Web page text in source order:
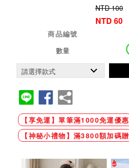
NTD 100
NTD 60
商品編號
數量
【享免運】單筆滿1000免運優惠
【神秘小禮物】滿3800額加碼贈